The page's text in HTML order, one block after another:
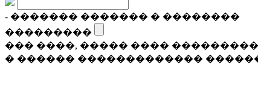
- ������� ������� � ��������
���������
��� ����, ����� ����
� ������ �������������